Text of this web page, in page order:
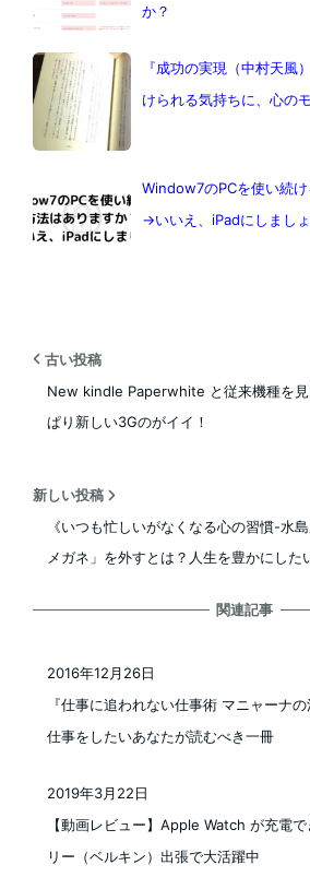
か？
『成功の実現（中村天風
けられる気持ちに、心の
Window7のPCを使い続
→いいえ、iPadにしまし
古い投稿
New kindle Paperwhite と従来機種を見
ぱり新しい3Gのがイイ！
新しい投稿
《いつも忙しいがなくなる心の習慣-水
メガネ」を外すとは？人生を豊かにした
関連記事
『仕事に追われない仕事術 マニャーナ
仕事をしたいあなたが読むべき一冊
2016年12月26日
【動画レビュー】Apple Watch が充電
リー（ベルキン）出張で大活躍中
投稿日
2019年3月22日